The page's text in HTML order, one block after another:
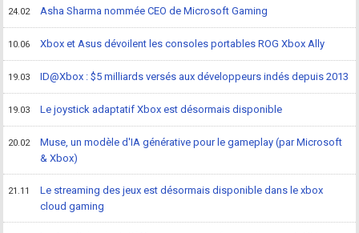
24.02 Asha Sharma nommée CEO de Microsoft Gaming
10.06 Xbox et Asus dévoilent les consoles portables ROG Xbox Ally
19.03 ID@Xbox : $5 milliards versés aux développeurs indés depuis 2013
19.03 Le joystick adaptatif Xbox est désormais disponible
20.02
Muse, un modèle d'IA générative pour le gameplay (par Microsoft
& Xbox)
21.11
Le streaming des jeux est désormais disponible dans le xbox
cloud gaming